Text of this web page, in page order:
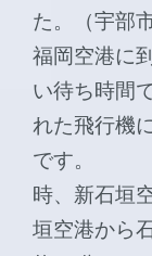
た。（宇部
福岡空港に
い待ち時間
れた飛行機
で
時、新石垣
垣空港から